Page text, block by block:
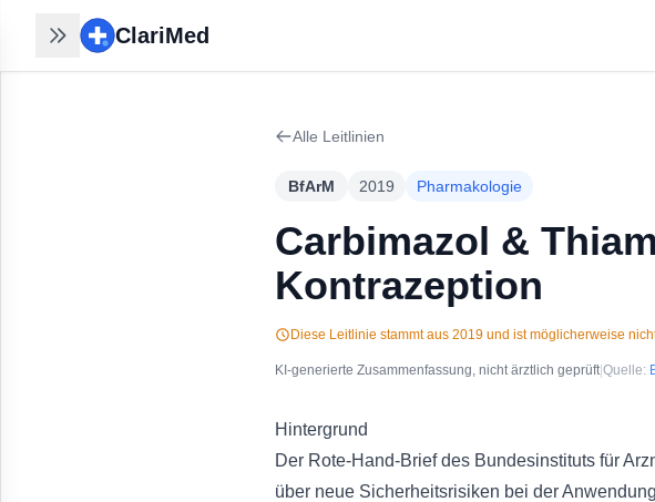
ClariMedClariMed
Alle Leitlinien
BfArM 2019 Pharmakologie
Carbimazol &
Kontrazeption
Diese Leitlinie stammt aus 2019 und ist möglicherweise
KI-generierte Zusammenfassung, nicht ärztlich geprüft|Quelle:
Hintergrund
Der Rote-Hand-Brief des Bundesinstituts für
über neue Sicherheitsrisiken bei der